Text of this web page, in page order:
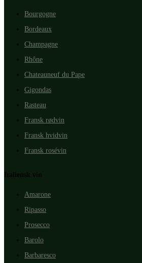
Bourgogne
Bordeaux
Champagne
Rhône
Chateauneuf du Pape
Gigondas
Rasteau
Fransk rødvin
Fransk hvidvin
Fransk rosévin
Italiensk vin
Amarone
Ripasso
Prosecco
Barolo
Barbaresco